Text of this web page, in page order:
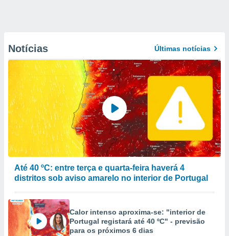
Notícias Últimas notícias
Até 40 ºC: entre terça e quarta-feira haverá 4
distritos sob aviso amarelo no interior de Portugal
Calor intenso aproxima-se: "interior de
Portugal registará até 40 ºC" - previsão
para os próximos 6 dias